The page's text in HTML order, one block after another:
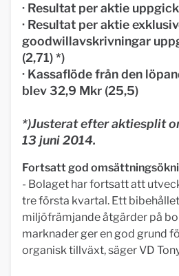
· Resultat per aktie
· Resultat per aktie
goodwillavskrivningar
(2,71) *)
· Kassaflöde från den
blev 32,9 Mkr (25,5)
*)Justerat efter aktiesplit
13 juni 2014.
Fortsatt god
- Bolaget har fortsatt att
tre första kvartal. Ett
miljöfrämjande åtgärder på
marknader ger en god grund
organisk tillväxt, säger VD